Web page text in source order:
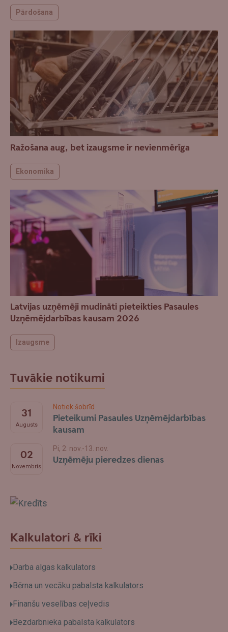
Pārdošana
Ražošana aug, bet izaugsme ir nevienmērīga
Ekonomika
Latvijas uzņēmēji mudināti pieteikties Pasaules
Uzņēmējdarbības kausam 2026
Izaugsme
Tuvākie notikumi
31
Augusts
Notiek šobrīd
Pieteikumi Pasaules Uzņēmējdarbības
kausam
02
Novembris
Pi, 2. nov.-13. nov.
Uzņēmēju pieredzes dienas
Kalkulatori & rīki
Darba algas kalkulators
Bērna un vecāku pabalsta kalkulators
Finanšu veselības ceļvedis
Bezdarbnieka pabalsta kalkulators